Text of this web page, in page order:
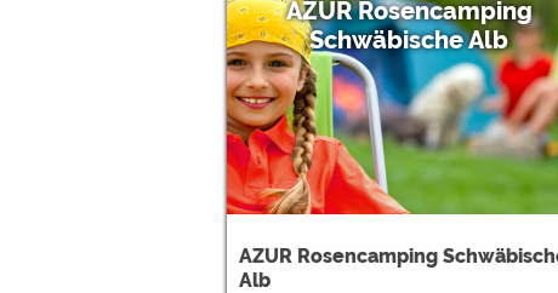
AZUR Rosencamping
Schwäbische Alb
AZUR Rosencamping
Alb